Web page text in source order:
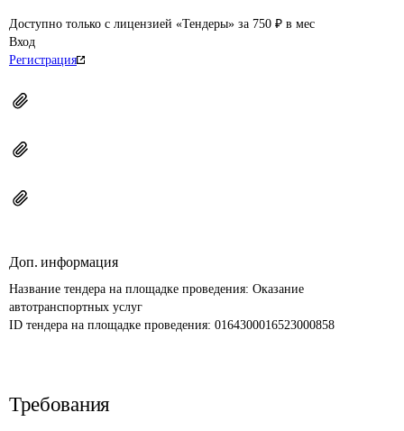
Доступно только с лицензией «Тендеры» за 750 ₽ в мес
Вход
Регистрация
Доп. информация
Название тендера на площадке проведения: Оказание
автотранспортных услуг
ID тендера на площадке проведения: 0164300016523000858
Требования